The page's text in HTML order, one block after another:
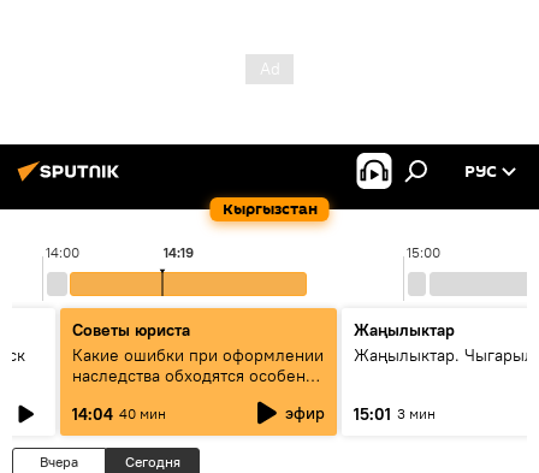
Кыргызстан
РУС
14:00 15:00
14:19
Советы юриста
Какие ошибки при оформлении
наследства обходятся особенно
дорого - советы юриста
14:04 40 мин эфир
Жаңылыктар
Жаңылыктар.
15:01 3 мин
Вчера Сегодня